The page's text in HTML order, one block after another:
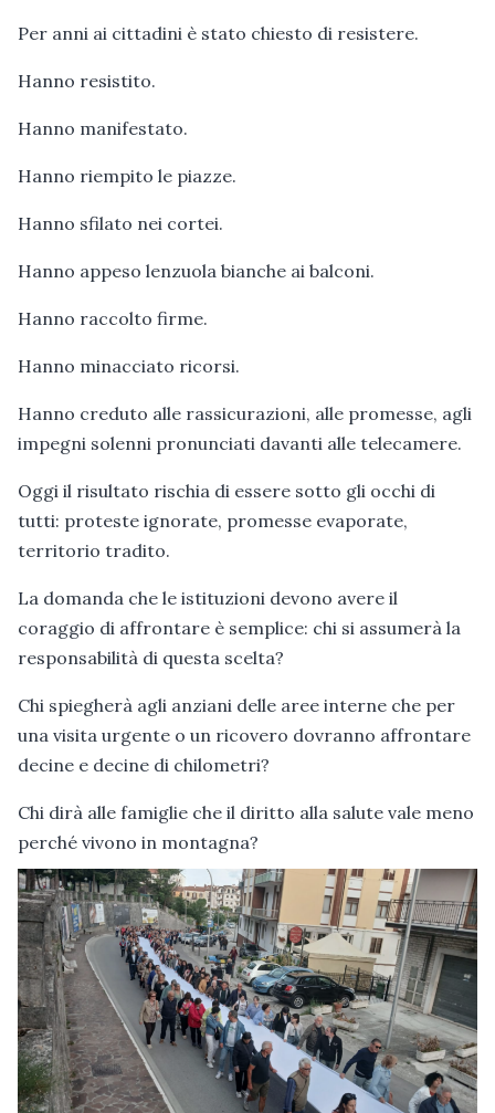
Per anni ai cittadini è stato chiesto di resistere.
Hanno resistito.
Hanno manifestato.
Hanno riempito le piazze.
Hanno sfilato nei cortei.
Hanno appeso lenzuola bianche ai balconi.
Hanno raccolto firme.
Hanno minacciato ricorsi.
Hanno creduto alle rassicurazioni, alle promesse, agli
impegni solenni pronunciati davanti alle telecamere.
Oggi il risultato rischia di essere sotto gli occhi di
tutti: proteste ignorate, promesse evaporate,
territorio tradito.
La domanda che le istituzioni devono avere il
coraggio di affrontare è semplice: chi si assumerà la
responsabilità di questa scelta?
Chi spiegherà agli anziani delle aree interne che per
una visita urgente o un ricovero dovranno affrontare
decine e decine di chilometri?
Chi dirà alle famiglie che il diritto alla salute vale meno
perché vivono in montagna?